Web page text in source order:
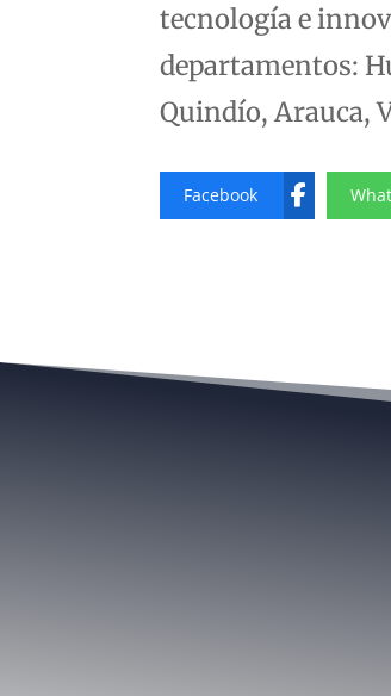
tecnología e
departamentos:
Quindío, Arauca,
Facebook